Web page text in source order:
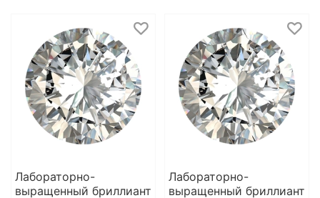
Лабораторно-
выращенный бриллиант
Лабораторно-
выращенный бриллиант